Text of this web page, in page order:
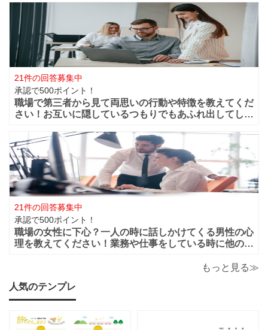
仲良く過ごせたけど異動になってしまうと離れてしまい
ます。 男性的には好きな女性がいた場合は
21件の回答募集中
承認で500ポイント！
職場で第三者から見て両思いの行動や特徴を教えてくだ
さい！お互いに隠しているつもりでもあふれ出してしま
僚・上司から見ても、それって両想いじゃない？って行
動などってありますよね？ 第三者から見て
21件の回答募集中
承認で500ポイント！
職場の女性に下心？一人の時に話しかけてくる男性の心
理を教えてください！業務や仕事をしている時に他の人
かけてくるのは下心があるからでしょうか？恋愛的に好
もっと見る≫
人気のテンプレ